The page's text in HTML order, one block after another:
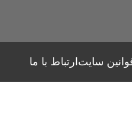
سایتارتباط با ما